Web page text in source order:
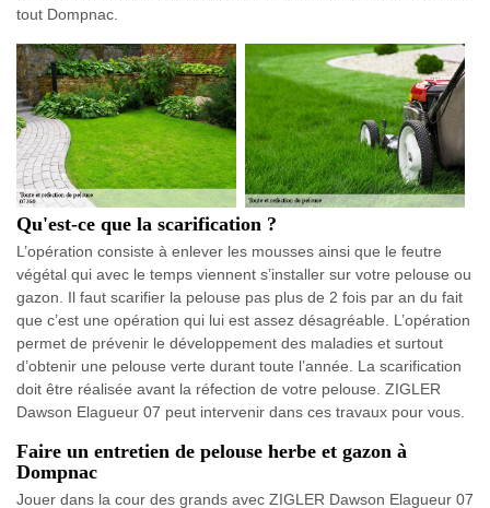
tout Dompnac.
Qu'est-ce que la scarification ?
L’opération consiste à enlever les mousses ainsi que le feutre
végétal qui avec le temps viennent s’installer sur votre pelouse ou
gazon. Il faut scarifier la pelouse pas plus de 2 fois par an du fait
que c’est une opération qui lui est assez désagréable. L’opération
permet de prévenir le développement des maladies et surtout
d’obtenir une pelouse verte durant toute l’année. La scarification
doit être réalisée avant la réfection de votre pelouse. ZIGLER
Dawson Elagueur 07 peut intervenir dans ces travaux pour vous.
Faire un entretien de pelouse herbe et gazon à
Dompnac
Jouer dans la cour des grands avec ZIGLER Dawson Elagueur 07